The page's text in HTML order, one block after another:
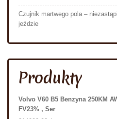
Czujnik martwego pola –
jeździe
Produkty
Volvo V60 B5 Benzyna 250KM
FV23% , Ser